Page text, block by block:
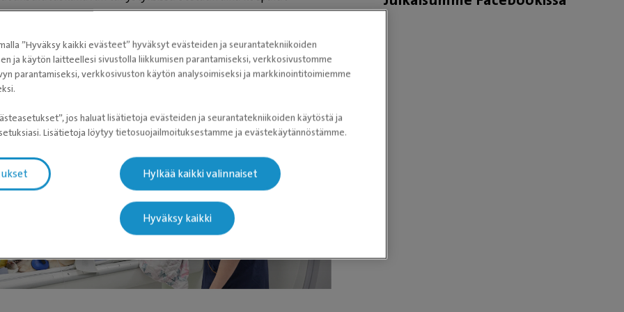
tuki- ja liikuntaelinten vikojen paikallistamiseen käytämme CT-
eli tietokonetomografiaa. Sen avulla halutusta kohteesta
ohuen ohuita röntgenkuvaleikkeitä, joista saadaan rakennettua
pystytään paikallistamaan joka suunnasta. Todella hienot 3D-
diagnoosin perustana, myös karttana kirurgille,
operaation varmistamiseksi.
”Hyväksy kaikki evästeet” hyväksyt evästeiden ja seurantatekniikoiden
ja käytön laitteellesi sivustolla liikkumisen parantamiseksi, verkkosivustomme
parantamiseksi, verkkosivuston käytön analysoimiseksi ja markkinointitoimiemme
jos haluat lisätietoja evästeiden ja seurantatekniikoiden käytöstä ja
Lisätietoja löytyy tietosuojailmoituksestamme ja evästekäytännöstämme.
Hylkää kaikki valinnaiset
Hyväksy kaikki